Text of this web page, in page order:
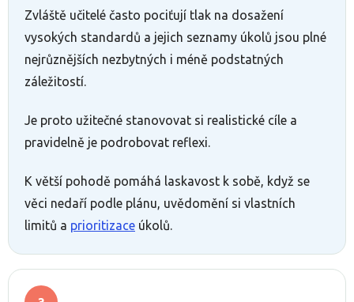
Zvláště učitelé často pociťují tlak na dosažení
vysokých standardů a jejich seznamy úkolů jsou plné
nejrůznějších nezbytných i méně podstatných
záležitostí.
Je proto užitečné stanovovat si realistické cíle a
pravidelně je podrobovat reflexi.
K větší pohodě pomáhá laskavost k sobě, když se
věci nedaří podle plánu, uvědomění si vlastních
limitů a prioritizace úkolů.